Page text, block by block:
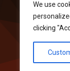
We use
clicking